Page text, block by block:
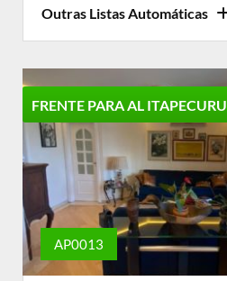
Outras Listas Automáticas
FRENTE PARA AL ITAPECURU
AP0013